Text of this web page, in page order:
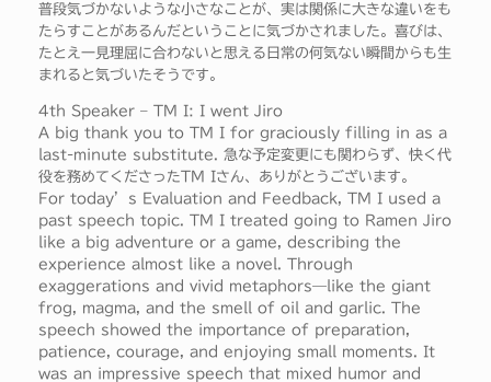
普段気づかないような小さなことが、実は関係に大きな違いをも
たらすことがあるんだということに気づかされました。喜びは、
たとえ一見理屈に合わないと思える日常の何気ない瞬間からも生
まれると気づいたそうです。
4th Speaker – TM I: I went Jiro
A big thank you to TM I for graciously filling in as a
last-minute substitute. 急な予定変更にも関わらず、快く代
役を務めてくださったTM Iさん、ありがとうございます。
For today’s Evaluation and Feedback, TM I used a
past speech topic. TM I treated going to Ramen Jiro
like a big adventure or a game, describing the
experience almost like a novel. Through
exaggerations and vivid metaphors—like the giant
frog, magma, and the smell of oil and garlic. The
speech showed the importance of preparation,
patience, courage, and enjoying small moments. It
was an impressive speech that mixed humor and